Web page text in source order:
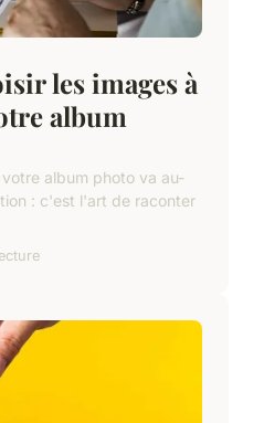
les images à
album
album photo va au-
: c'est l'art de raconter